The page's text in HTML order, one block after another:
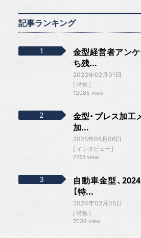
記事ランキング
金型経営者アン
ち残...
2023年02月01日
特集
12085 view
金型・プレス加
加...
2025年06月06日
インタビュー
7761 view
自動車金型、
【特...
2024年02月05日
特集
7039 view